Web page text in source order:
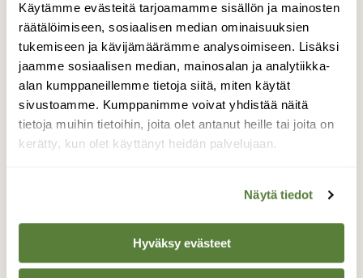
Käytämme evästeitä tarjoamamme sisällön ja mainosten
räätälöimiseen, sosiaalisen median ominaisuuksien
tukemiseen ja kävijämäärämme analysoimiseen. Lisäksi
jaamme sosiaalisen median, mainosalan ja analytiikka-
alan kumppaneillemme tietoja siitä, miten käytät
sivustoamme. Kumppanimme voivat yhdistää näitä
tietoja muihin tietoihin, joita olet antanut heille tai joita on
kerätty, kun olet käyttänyt heidän palvelujaan.
Näytä tiedot
Hyväksy evästeet
Jäänlähtöä Holma-
Saarijärvellä
Nuuksion lammet sulavat normaalisti 20/4.
Nyt se sulavat kuukautta aikaisemmin.
TAKAISIN LISTAAN